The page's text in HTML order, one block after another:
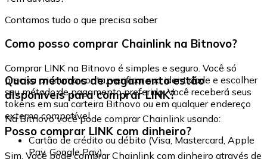
Contamos tudo o que precisa saber
Como posso comprar Chainlink na Bitnovo?
Comprar LINK na Bitnovo é simples e seguro. Você só
precisa criar uma conta, verificar sua identidade e escolher
seu método de pagamento preferido. Você receberá seus
tokens em sua carteira Bitnovo ou em qualquer endereço
externo compatível.
Quais métodos de pagamento estão
disponíveis para comprar LINK?
Na Bitnovo você pode comprar Chainlink usando:
Cartão de crédito ou débito (Visa, Mastercard, Apple
Pay, Google Pay)
Posso comprar LINK com dinheiro?
Sim. Você pode comprar Chainlink com dinheiro através de